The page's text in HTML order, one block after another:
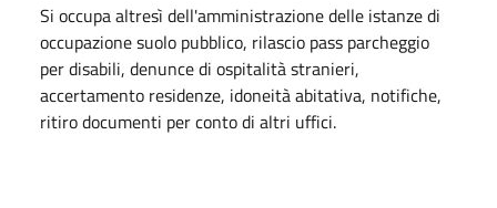
Si occupa altresì dell'amministrazione delle istanze di
occupazione suolo pubblico, rilascio pass parcheggio
per disabili, denunce di ospitalità stranieri,
accertamento residenze, idoneità abitativa, notifiche,
ritiro documenti per conto di altri uffici.